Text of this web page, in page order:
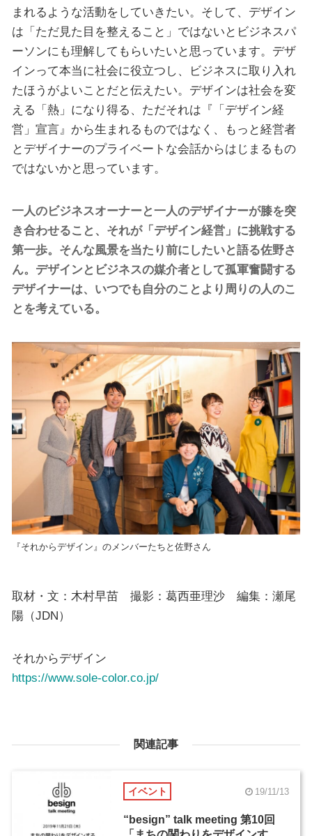
まれるような活動をしていきたい。そして、デザイン
は「ただ見た目を整えること」ではないとビジネスパ
ーソンにも理解してもらいたいと思っています。デザ
インって本当に社会に役立つし、ビジネスに取り入れ
たほうがよいことだと伝えたい。デザインは社会を変
える「熱」になり得る、ただそれは『「デザイン経
営」宣⾔』から生まれるものではなく、もっと経営者
とデザイナーのプライベートな会話からはじまるもの
ではないかと思っています。
一人のビジネスオーナーと一人のデザイナーが膝を突
き合わせること、それが「デザイン経営」に挑戦する
第一歩。そんな風景を当たり前にしたいと語る佐野さ
ん。デザインとビジネスの媒介者として孤軍奮闘する
デザイナーは、いつでも自分のことより周りの人のこ
とを考えている。
『それからデザイン』のメンバーたちと佐野さん
取材・文：木村早苗 撮影：葛西亜理沙 編集：瀬尾
陽（JDN）
それからデザイン
https://www.sole-color.co.jp/
関連記事
イベント 19/11/13
“besign” talk meeting 第10回